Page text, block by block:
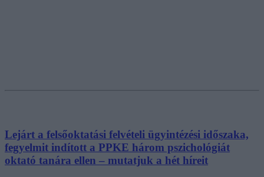
Lejárt a felsőoktatási felvételi ügyintézési időszaka,
fegyelmit indított a PPKE három pszichológiát
oktató tanára ellen – mutatjuk a hét híreit